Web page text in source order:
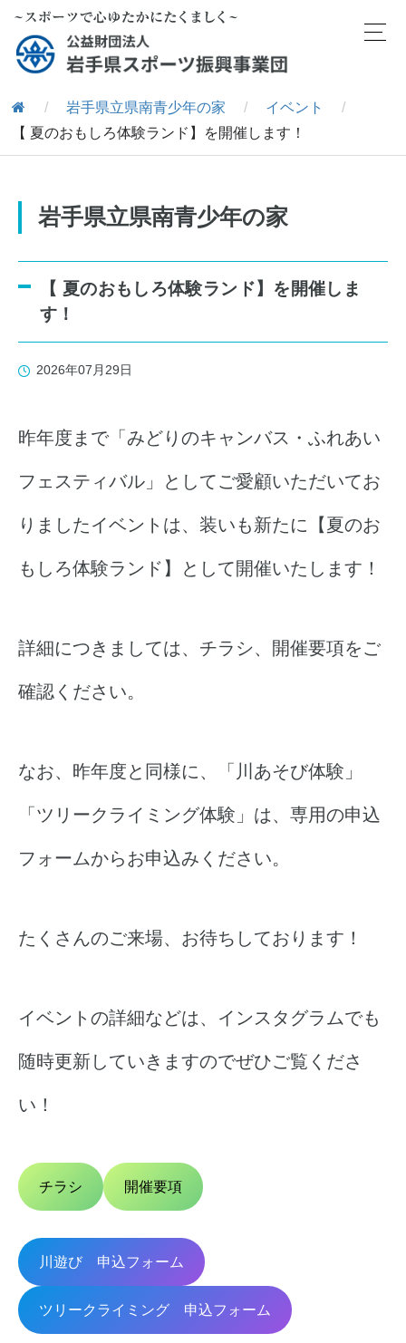
/ 岩手県立県南青少年の家 / イベント
/
【 夏のおもしろ体験ランド】を開催します！
岩手県立県南青少年の家
【 夏のおもしろ体験ランド】を開催しま
す！
2026年07月29日
昨年度まで「みどりのキャンバス・ふれあい
フェスティバル」としてご愛顧いただいてお
りましたイベントは、装いも新たに【夏のお
もしろ体験ランド】として開催いたします！
詳細につきましては、チラシ、開催要項をご
確認ください。
なお、昨年度と同様に、「川あそび体験」
「ツリークライミング体験」は、専用の申込
フォームからお申込みください。
たくさんのご来場、お待ちしております！
イベントの詳細などは、インスタグラムでも
随時更新していきますのでぜひご覧くださ
い！
チラシ 開催要項
川遊び 申込フォーム
ツリークライミング 申込フォーム